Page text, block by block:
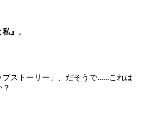
』 。
ブストーリー」、だそうで......これは
？